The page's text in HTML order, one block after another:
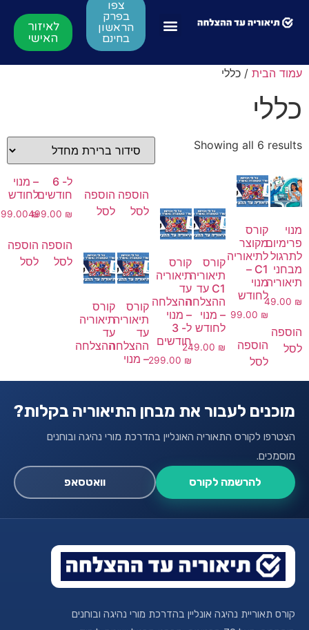
צפו
בפרק
הראשון
בחינם
לאיזור
האישי
עמוד הבית / כללי
כללי
Showing all 6 results
מנוי
פרימיום
לתרגול
מבחני
תיאוריה
49.00 ₪
הוספה
לסל
קורס
מקוצר
לתיאוריה
C1 –
מנוי
לחודש
99.00 ₪
הוספה
לסל
קורס
תיאוריה
C1 עד
ההצלחה
– מנוי
לחודש
249.00 ₪
הוספה
לסל
קורס
תיאוריה
עד
ההצלחה
– מנוי
ל- 3
חודשים
299.00 ₪
הוספה
לסל
קורס
תיאוריה
עד
ההצלחה
– מנוי
ל- 6
חודשים
499.00 ₪
הוספה
לסל
קורס
תיאוריה
עד
ההצלחה
– מנוי
לחודש
₪
הוספה
לסל
מוכנים לעבור את מבחן התיאוריה בקלות?
הצטרפו לקורס התאוריה האונליין בהדרכת מורי נהיגה ובוחנים
מוסמכים.
להרשמה לקורס
וואטסאפ
קורס תאוריית נהיגה אונליין בהדרכת מורי נהיגה ובוחנים